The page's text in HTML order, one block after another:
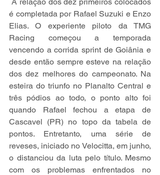
é completada por Rafael Suzuki e Enzo
Elias. O experiente piloto da TMG
Racing começou a temporada
vencendo a corrida sprint de Goiânia e
desde então sempre esteve na relação
dos dez melhores do campeonato. Na
esteira do triunfo no Planalto Central e
três pódios ao todo, o ponto alto foi
quando Rafael fechou a etapa de
Cascavel (PR) no topo da tabela de
pontos. Entretanto, uma série de
reveses, iniciado no Velocitta, em junho,
o distanciou da luta pelo título. Mesmo
com os problemas enfrentados no